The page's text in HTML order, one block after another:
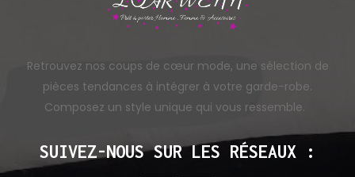
Retrouvez nos coups de cœur mode, une sélection de
pièces tendances à intégrer à votre garde-robe.
Composez un style unique qui vous ressemble.
SUIVEZ-NOUS SUR LES RÉSEAUX :